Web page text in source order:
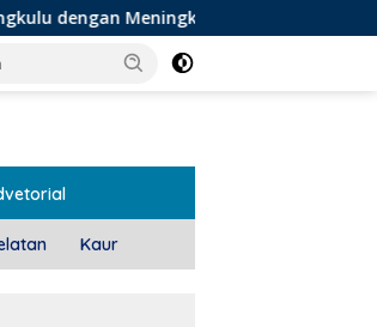
Ruang Publik dan
Kaur